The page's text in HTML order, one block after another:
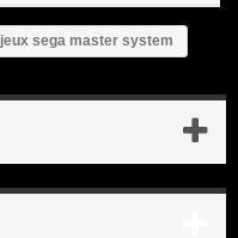
jeux sega master system